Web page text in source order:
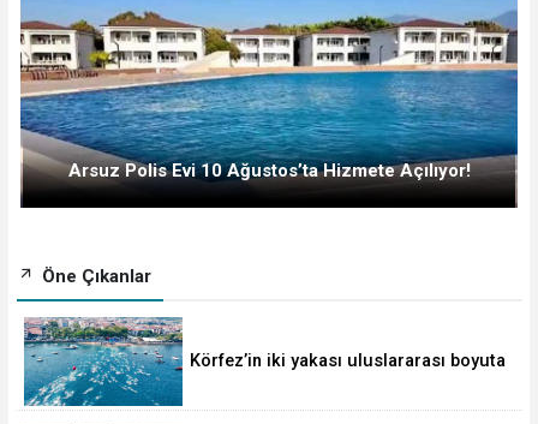
Arsuz Polis Evi 10 Ağustos’ta Hizmete Açılıyor!
Öne Çıkanlar
Körfez’in iki yakası uluslararası boyuta